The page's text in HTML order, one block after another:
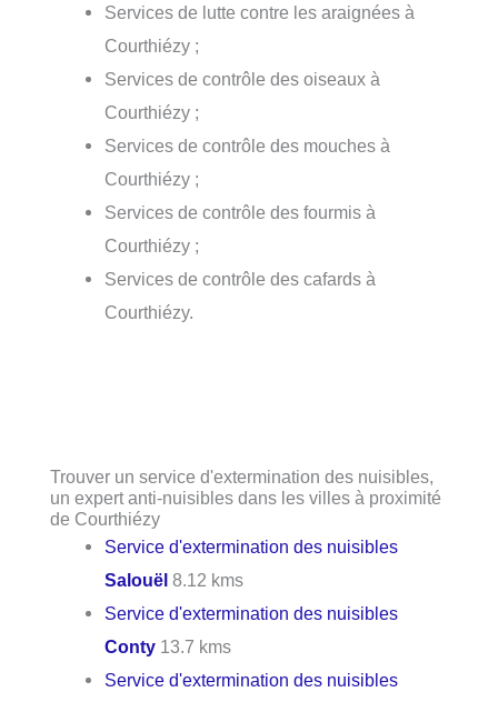
Services de lutte contre les araignées à
Courthiézy ;
Services de contrôle des oiseaux à
Courthiézy ;
Services de contrôle des mouches à
Courthiézy ;
Services de contrôle des fourmis à
Courthiézy ;
Services de contrôle des cafards à
Courthiézy.
Trouver un service d'extermination des nuisibles,
un expert anti-nuisibles dans les villes à proximité
de Courthiézy
Service d'extermination des nuisibles
Salouël 8.12 kms
Service d'extermination des nuisibles
Conty 13.7 kms
Service d'extermination des nuisibles